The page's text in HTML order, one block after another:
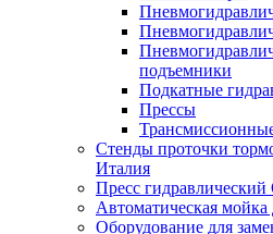
подъемники
Подкатные
Прессы
Стенды проточки
Италия
Пресс
Автоматическая
Оборудование для